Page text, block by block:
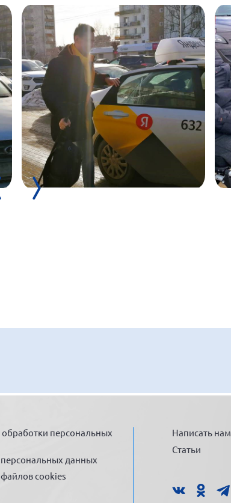
персональных
персональных данных
cookies
Написать нам
Статьи